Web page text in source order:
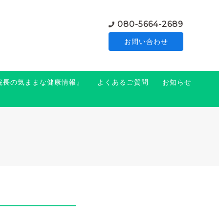
080-5664-2689
お問い合わせ
の気ままな健康情報』 よくあるご質問
お知らせ